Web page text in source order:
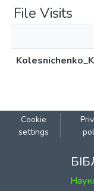
File Visits
Cookie
settings